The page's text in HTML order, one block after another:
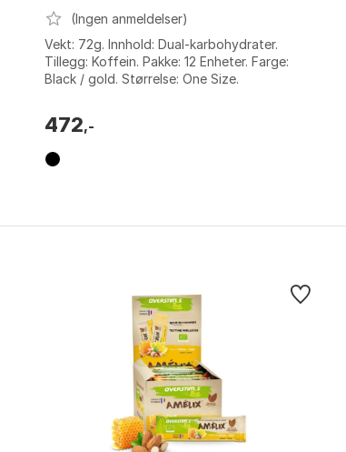
(Ingen anmeldelser)
Vekt: 72g. Innhold: Dual-karbohydrater.
Tillegg: Koffein. Pakke: 12 Enheter. Farge:
Black / gold. Størrelse: One Size.
472,-